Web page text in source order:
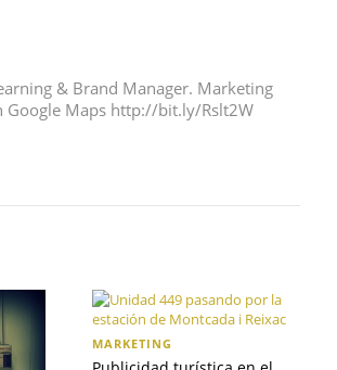
& Brand Manager. Marketing
Google Maps http://bit.ly/Rslt2W
MARKETING